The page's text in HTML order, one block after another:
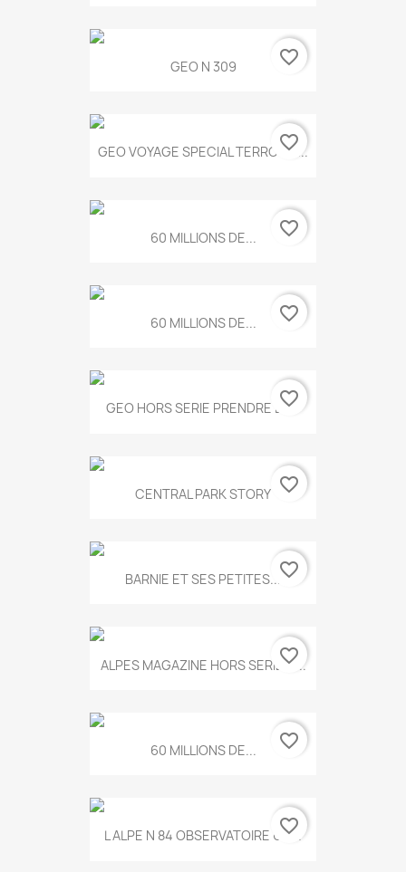
GEO N 309 favorite_border
GEO VOYAGE SPECIAL TERROIRS...
favorite_border
60 MILLIONS DE... favorite_border
60 MILLIONS DE... favorite_border
GEO HORS SERIE PRENDRE LE...
favorite_border
CENTRAL PARK STORY favorite_border
BARNIE ET SES PETITES...favorite_border
ALPES MAGAZINE HORS SERIE N...
favorite_border
60 MILLIONS DE... favorite_border
L ALPE N 84 OBSERVATOIRE UN...
favorite_border